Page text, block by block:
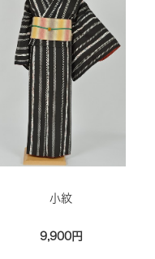
小紋
9,900円